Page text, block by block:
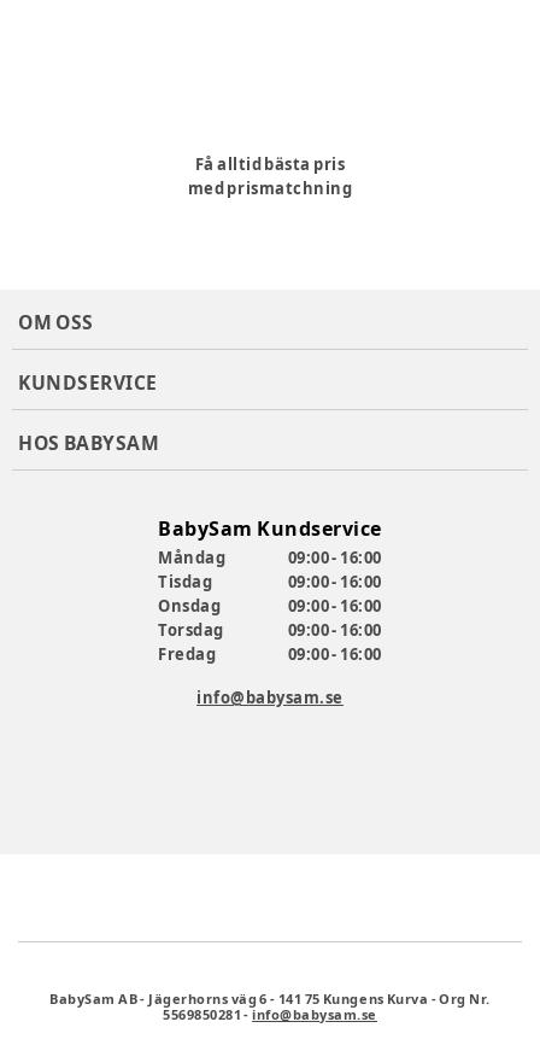
385081Få alltid bästa pris
med prismatchning
OM OSS
KUNDSERVICE
HOS BABYSAM
BabySam Kundservice
Måndag
09:00 - 16:00
Tisdag
09:00 - 16:00
Onsdag
09:00 - 16:00
Torsdag
09:00 - 16:00
Fredag
09:00 - 16:00
info@babysam.se
BabySam AB- Jägerhorns väg 6 - 141 75 Kungens Kurva -Org Nr.
5569850281 -info@babysam.se